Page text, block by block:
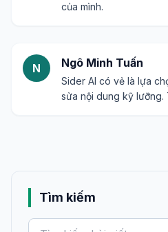
của mình.
N Ngô Minh Tuấn
Sider AI có vẻ là lựa
sửa nội dung kỹ lưỡng.
Tìm kiếm